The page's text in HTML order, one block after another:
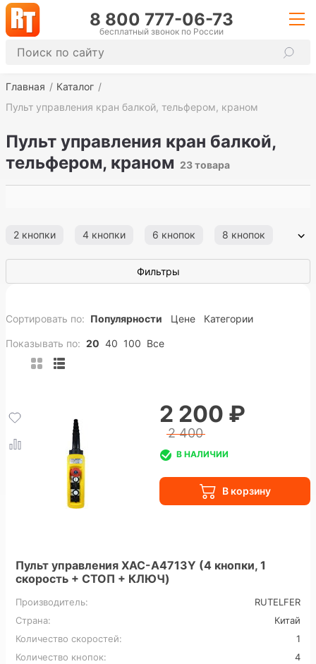
8 800 777-06-73
бесплатный звонок по России
Главная
Каталог
Пульт управления кран балкой, тельфером, краном
Пульт управления кран балкой,
тельфером, краном 23 товара
2 кнопки 4 кнопки 6 кнопок 8 кнопок
Фильтры
Сортировать по: Популярности Цене Категории
Показывать по: 20 40 100 Все
Пульт управления XAC-A4713Y (4 кнопки, 1
скорость + СТОП + КЛЮЧ)
Производитель:
RUTELFER
Страна:
Китай
Количество скоростей:
1
Количество кнопок:
4
2 200 ₽
2 400
В НАЛИЧИИ